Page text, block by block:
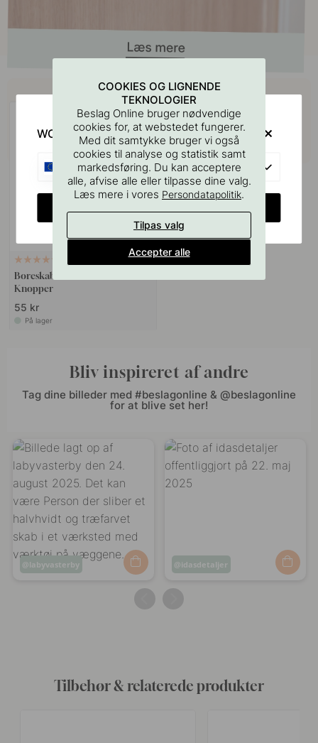
Køb sammen med
Boreskabelonen til Greb &
Knopper
55 kr
På lager
Bliv inspireret af andre
Tag dine billeder med #beslagonline & @beslagonline
for at blive set her!
Opslag
labyvasterby
Opslag
idasdetaljer
Tilbehør & relaterede produkter
COOKIES OG LIGNENDE
TEKNOLOGIER
Beslag Online bruger nødvendige
cookies for, at webstedet fungerer.
Med dit samtykke bruger vi også
cookies til analyse og statistik samt
markedsføring. Du kan acceptere
alle, afvise alle eller tilpasse dine valg.
Læs mere i vores Persondatapolitik.
Tilpas valg
Accepter alle
WOULD YOU RATHER VISIT?
EU